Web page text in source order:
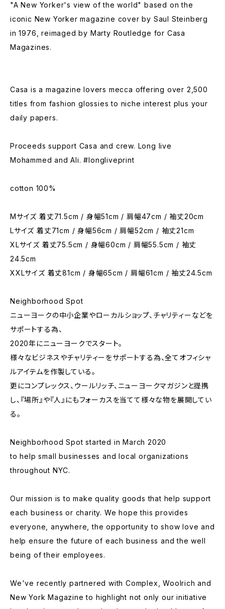
"A New Yorker's view of the world" based on the
iconic New Yorker magazine cover by Saul Steinberg
in 1976, reimaged by Marty Routledge for Casa
Magazines.
Casa is a magazine lovers mecca offering over 2,500
titles from fashion glossies to niche interest plus your
daily papers.
Proceeds support Casa and crew. Long live
Mohammed and Ali. #longliveprint
cotton 100%
Mサイズ 着丈71.5cm / 身幅51cm / 肩幅47cm / 袖丈20cm
Lサイズ 着丈71cm / 身幅56cm / 肩幅52cm / 袖丈21cm
XLサイズ 着丈75.5cm / 身幅60cm / 肩幅55.5cm / 袖丈
24.5cm
XXLサイズ 着丈81cm / 身幅65cm / 肩幅61cm / 袖丈24.5cm
Neighborhood Spot
ニューヨークの中小企業やローカルショップ、チャリティーなどを
サポートする為、
2020年にニューヨークでスタート。
様々なビジネスやチャリティーをサポートする為、全てオフィシャ
ルアイテムを作製している。
更にコンプレックス、ウールリッチ、ニューヨークマガジンと提携
し、『場所』や『人』にもフォーカスを当てて様々な物を展開してい
る。
Neighborhood Spot started in March 2020
to help small businesses and local organizations
throughout NYC.
Our mission is to make quality goods that help support
each business or charity. We hope this provides
everyone, anywhere, the opportunity to show love and
help ensure the future of each business and the well
being of their employees.
We've recently partnered with Complex, Woolrich and
New York Magazine to highlight not only our initiative